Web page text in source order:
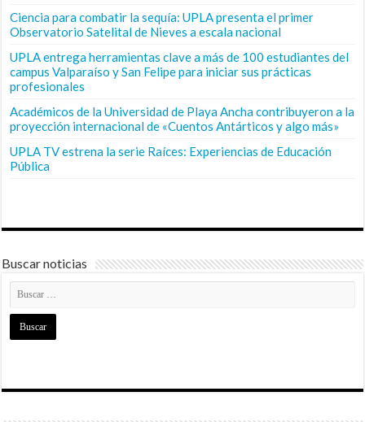
Ciencia para combatir la sequía: UPLA presenta el primer
Observatorio Satelital de Nieves a escala nacional
UPLA entrega herramientas clave a más de 100 estudiantes del
campus Valparaíso y San Felipe para iniciar sus prácticas
profesionales
Académicos de la Universidad de Playa Ancha contribuyeron a la
proyección internacional de «Cuentos Antárticos y algo más»
UPLA TV estrena la serie Raíces: Experiencias de Educación
Pública
Buscar noticias